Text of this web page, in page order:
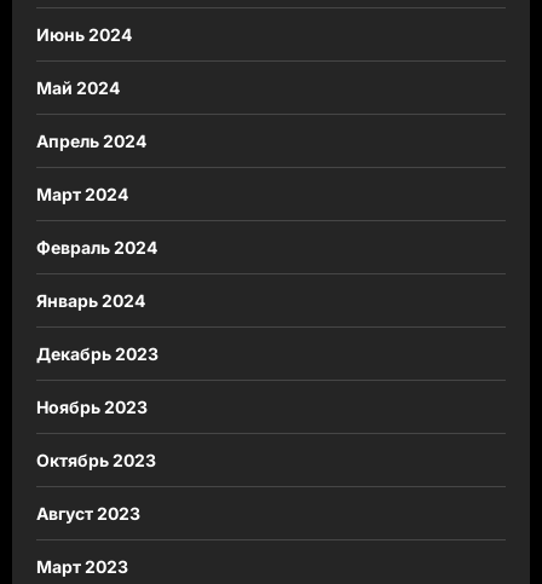
Июнь 2024
Май 2024
Апрель 2024
Март 2024
Февраль 2024
Январь 2024
Декабрь 2023
Ноябрь 2023
Октябрь 2023
Август 2023
Март 2023